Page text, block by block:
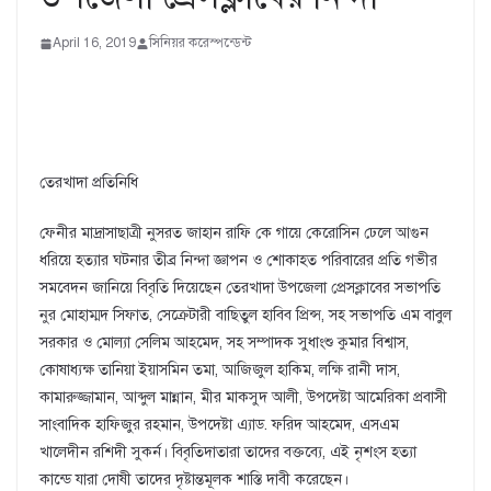
April 16, 2019 সিনিয়র করেস্পন্ডেন্ট
তেরখাদা প্রতিনিধি
ফেনীর মাদ্রাসাছাত্রী নুসরত জাহান রাফি কে গায়ে কেরোসিন ঢেলে আগুন
ধরিয়ে হত্যার ঘটনার তীব্র নিন্দা জ্ঞাপন ও শোকাহত পরিবারের প্রতি গভীর
সমবেদন জানিয়ে বিবৃতি দিয়েছেন তেরখাদা উপজেলা প্রেসক্লাবের সভাপতি
নুর মোহাম্মদ সিফাত, সেক্রেটারী বাছিতুল হাবিব প্রিন্স, সহ সভাপতি এম বাবুল
সরকার ও মোল্যা সেলিম আহমেদ, সহ সম্পাদক সুধাংশু কুমার বিশ্বাস,
কোষাধ্যক্ষ তানিয়া ইয়াসমিন তমা, আজিজুল হাকিম, লক্ষি রানী দাস,
কামারুজ্জামান, আব্দুল মান্নান, মীর মাকসুদ আলী, উপদেষ্টা আমেরিকা প্রবাসী
সাংবাদিক হাফিজুর রহমান, উপদেষ্টা এ্যাড. ফরিদ আহমেদ, এসএম
খালেদীন রশিদী সুকর্ন। বিবৃতিদাতারা তাদের বক্তব্যে, এই নৃশংস হত্যা
কান্ডে যারা দোষী তাদের দৃষ্টান্তমূলক শাস্তি দাবী করেছেন।